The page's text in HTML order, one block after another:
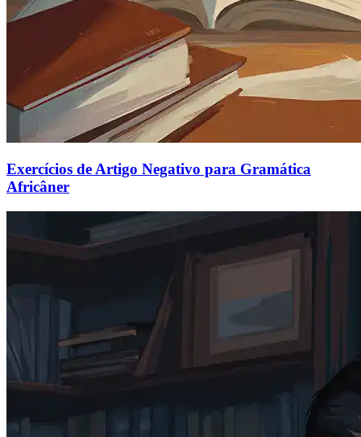
Exercícios de Artigo Negativo para Gramática
Africâner